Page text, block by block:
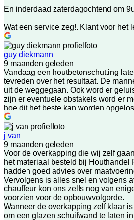
En inderdaad zaterdagochtend om
Wat een service zeg!. Klant voor het
guy diekmann
9 maanden geleden
Vandaag een houtbetonschutting
tevreden over het resultaat. De
uit de weggegaan. Ook word er
zijn er eventuele obstakels word er
hoe dit het beste kan worden
j van
9 maanden geleden
Voor de overkapping die wij zelf
het materiaal besteld bij Houthandel
hadden goed advies over
Vervolgens is alles snel en volgens
chauffeur kon ons zelfs nog van
voorzien voor de opbouwvolgorde.
Wanneer de overkapping zelf klaar
om een glazen schuifwand te laten